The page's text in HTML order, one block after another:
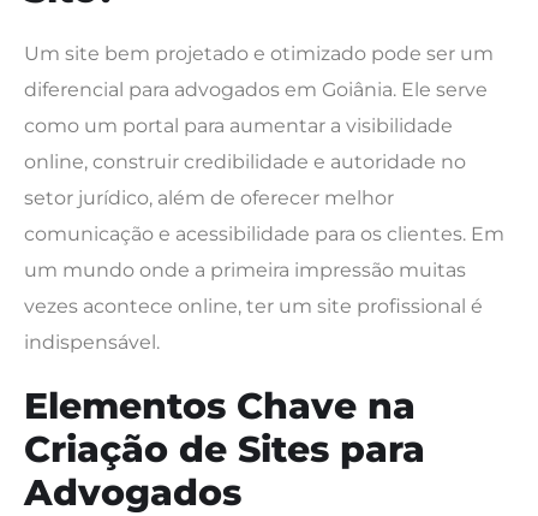
Um site bem projetado e otimizado pode ser um
diferencial para advogados em Goiânia. Ele serve
como um portal para aumentar a visibilidade
online, construir credibilidade e autoridade no
setor jurídico, além de oferecer melhor
comunicação e acessibilidade para os clientes. Em
um mundo onde a primeira impressão muitas
vezes acontece online, ter um site profissional é
indispensável.
Elementos Chave na
Criação de Sites para
Advogados